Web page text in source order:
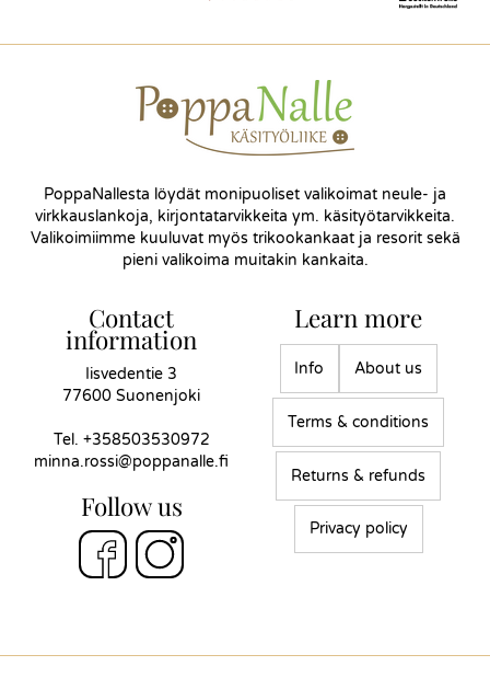
PoppaNallesta löydät monipuoliset valikoimat neule- ja
virkkauslankoja, kirjontatarvikkeita ym. käsityötarvikkeita.
Valikoimiimme kuuluvat myös trikookankaat ja resorit sekä
pieni valikoima muitakin kankaita.
Contact
information
Iisvedentie 3
77600 Suonenjoki
Tel. +358503530972
minna.rossi@poppanalle.fi
Follow us
Learn more
Info About us
Terms & conditions
Returns & refunds
Privacy policy